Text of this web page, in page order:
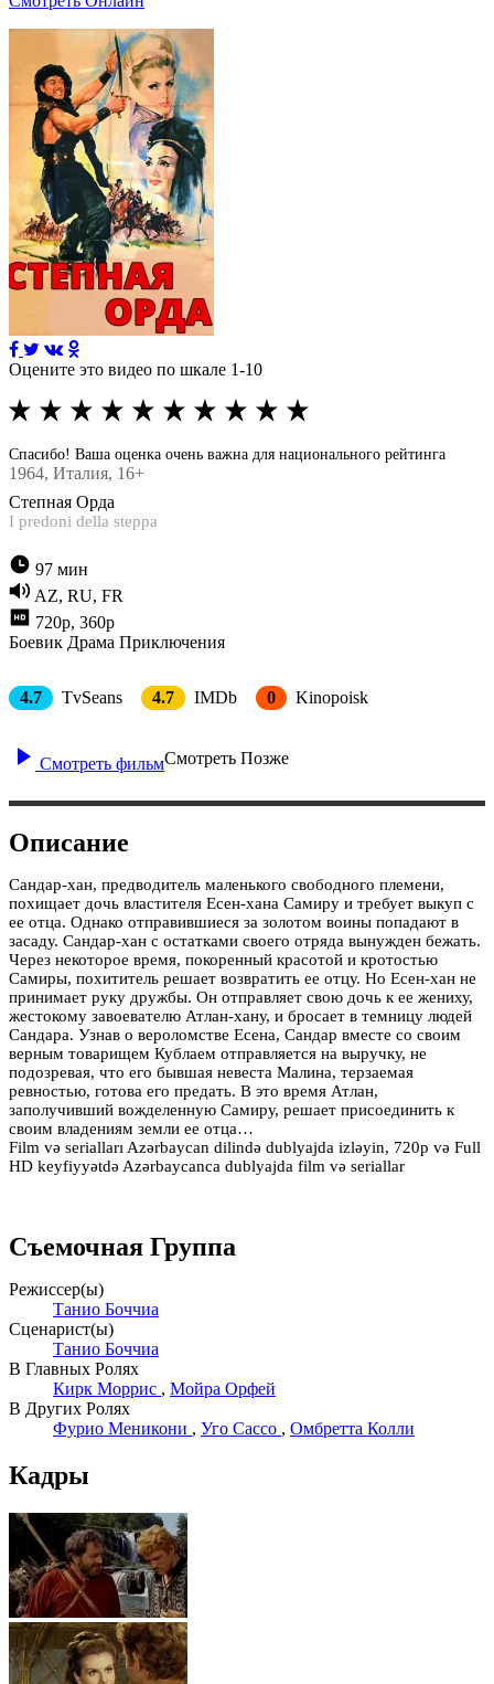
Оцените это видео по шкале 1-10
Спасибо! Ваша оценка очень важна для национального рейтинга
1964, Италия, 16+
Степная Орда
I predoni della steppa
97 мин
AZ, RU, FR
720p, 360p
Боевик Драма Приключения
4.7 TvSeans 4.7 IMDb 0 Kinopoisk
Смотреть фильмСмотреть Позже
Описание
Сандар-хан, предводитель маленького свободного племени,
похищает дочь властителя Есен-хана Самиру и требует выкуп с
ее отца. Однако отправившиеся за золотом воины попадают в
засаду. Сандар-хан с остатками своего отряда вынужден бежать.
Через некоторое время, покоренный красотой и кротостью
Самиры, похититель решает возвратить ее отцу. Но Есен-хан не
принимает руку дружбы. Он отправляет свою дочь к ее жениху,
жестокому завоевателю Атлан-хану, и бросает в темницу людей
Сандара. Узнав о вероломстве Есена, Сандар вместе со своим
верным товарищем Кублаем отправляется на выручку, не
подозревая, что его бывшая невеста Малина, терзаемая
ревностью, готова его предать. В это время Атлан,
заполучивший вожделенную Самиру, решает присоединить к
своим владениям земли ее отца…
Film və serialları Azərbaycan dilində dublyajda izləyin, 720p və Full
HD keyfiyyətdə Azərbaycanca dublyajda film və seriallar
Съемочная Группа
Режиссер(ы)
Танио Боччиа
Сценарист(ы)
Танио Боччиа
В Главных Ролях
Кирк Моррис , Мойра Орфей
В Других Ролях
Фурио Меникони , Уго Сассо , Омбретта Колли
Кадры